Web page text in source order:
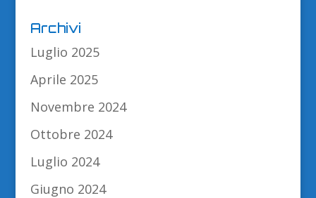
Archivi
Luglio 2025
Aprile 2025
Novembre 2024
Ottobre 2024
Luglio 2024
Giugno 2024